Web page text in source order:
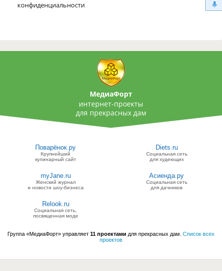
конфиденциальности
МедиаФорт
интернет-проекты
для прекрасных дам
Поварёнок.ру
Крупнейший
кулинарный сайт
Diets.ru
Социальная сеть
для худеющих
myJane.ru
Женский журнал
и новости шоу-бизнеса
Асиенда.ру
Социальная сеть
для дачников
Relook.ru
Социальная сеть,
посвященная моде
Группа «МедиаФорт» управляет 11 проектами для прекрасных дам. Список всех
проектов